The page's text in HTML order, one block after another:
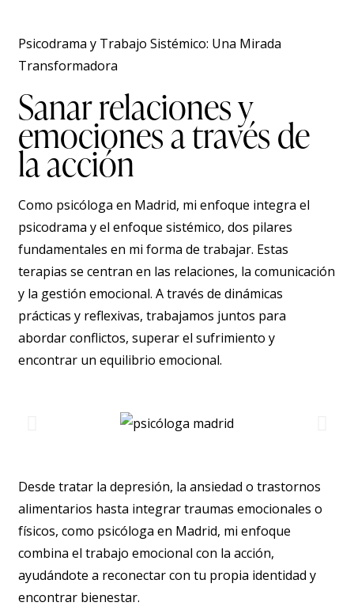
Psicodrama y Trabajo Sistémico: Una Mirada
Transformadora
Sanar relaciones y
emociones a través de
la acción
Como psicóloga en Madrid, mi enfoque integra el
psicodrama y el enfoque sistémico, dos pilares
fundamentales en mi forma de trabajar. Estas
terapias se centran en las relaciones, la comunicación
y la gestión emocional. A través de dinámicas
prácticas y reflexivas, trabajamos juntos para
abordar conflictos, superar el sufrimiento y
encontrar un equilibrio emocional.
Desde tratar la depresión, la ansiedad o trastornos
alimentarios hasta integrar traumas emocionales o
físicos, como psicóloga en Madrid, mi enfoque
combina el trabajo emocional con la acción,
ayudándote a reconectar con tu propia identidad y
encontrar bienestar.